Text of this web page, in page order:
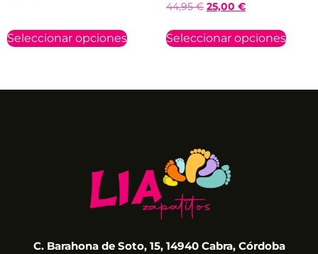
Seleccionar opciones
44,95€ 25,00 €
Seleccionar opciones
C. Barahona de Soto, 15, 14940 Cabra, Córdoba